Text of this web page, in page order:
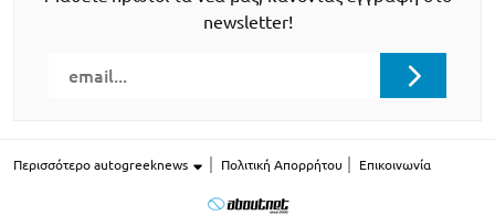
newsletter!
Περισσότερο autogreeknews Πολιτική Απορρήτου Επικοινωνία